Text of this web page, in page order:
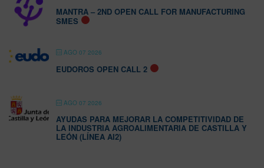
MANTRA – 2ND OPEN CALL FOR MANUFACTURING
SMES
AGO 07 2026
EUDOROS OPEN CALL 2
AGO 07 2026
AYUDAS PARA MEJORAR LA COMPETITIVIDAD DE
LA INDUSTRIA AGROALIMENTARIA DE CASTILLA Y
LEÓN (LÍNEA AI2)